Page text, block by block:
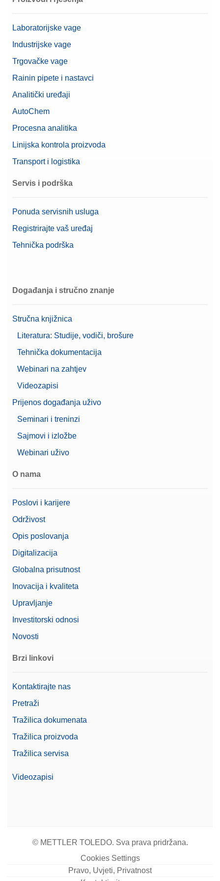
Laboratorijske vage
Industrijske vage
Trgovačke vage
Rainin pipete i nastavci
Analitički uređaji
AutoChem
Procesna analitika
Linijska kontrola proizvoda
Transport i logistika
Servis i podrška
Ponuda servisnih usluga
Registrirajte vaš uređaj
Tehnička podrška
Događanja i stručno znanje
Stručna knjižnica
Literatura: Studije, vodiči, brošure
Tehnička dokumentacija
Webinari na zahtjev
Videozapisi
Prijenos događanja uživo
Seminari i treninzi
Sajmovi i izložbe
Webinari uživo
O nama
Poslovi i karijere
Održivost
Opis poslovanja
Digitalizacija
Globalna prisutnost
Inovacija i kvaliteta
Upravljanje
Investitorski odnosi
Novosti
Brzi linkovi
Kontaktirajte nas
Pretraži
Tražilica dokumenata
Tražilica proizvoda
Tražilica servisa
Videozapisi
© METTLER TOLEDO. Sva prava pridržana.
Cookies Settings
Pravo, Uvjeti, Privatnost